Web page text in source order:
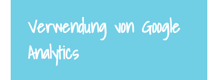
Verwendung von Google
Analytics